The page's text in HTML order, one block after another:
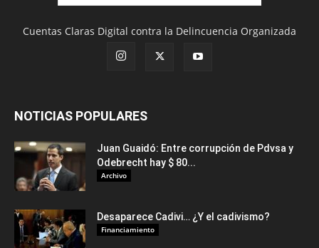
Cuentas Claras Digital contra la Delincuencia Organizada
NOTICIAS POPULARES
Juan Guaidó: Entre corrupción de Pdvsa y
Odebrecht hay $ 80...
Archivo
Desaparece Cadivi… ¿Y el cadivismo?
Financiamiento